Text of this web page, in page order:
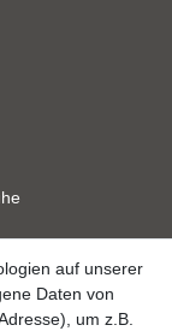
auf unserer
Daten von
um z.B.